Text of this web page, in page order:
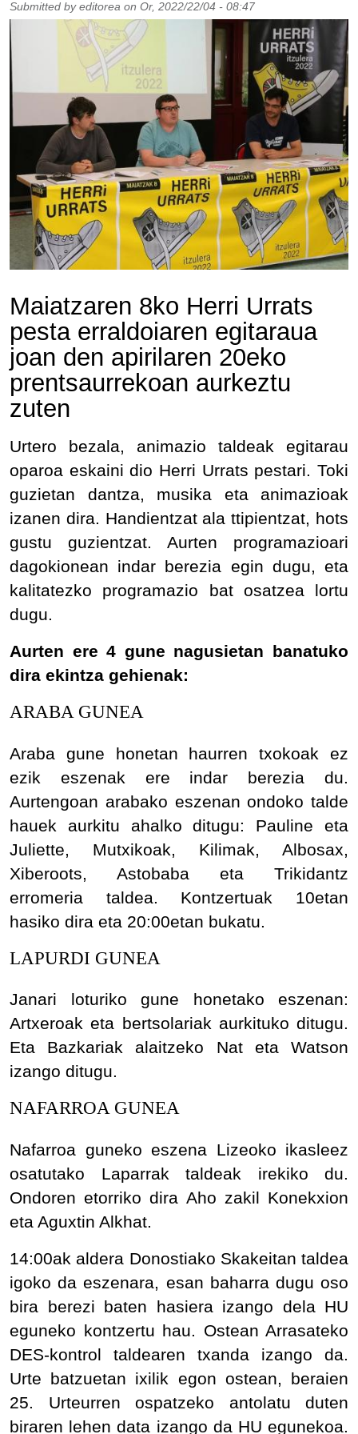
Submitted by editorea on Or, 2022/22/04 - 08:47
Maiatzaren 8ko Herri Urrats
pesta erraldoiaren egitaraua
joan den apirilaren 20eko
prentsaurrekoan aurkeztu
zuten
Urtero bezala, animazio taldeak egitarau
oparoa eskaini dio Herri Urrats pestari. Toki
guzietan dantza, musika eta animazioak
izanen dira. Handientzat ala ttipientzat, hots
gustu guzientzat. Aurten programazioari
dagokionean indar berezia egin dugu, eta
kalitatezko programazio bat osatzea lortu
dugu.
Aurten ere 4 gune nagusietan banatuko
dira ekintza gehienak:
ARABA GUNEA
Araba gune honetan haurren txokoak ez
ezik eszenak ere indar berezia du.
Aurtengoan arabako eszenan ondoko talde
hauek aurkitu ahalko ditugu: Pauline eta
Juliette, Mutxikoak, Kilimak, Albosax,
Xiberoots, Astobaba eta Trikidantz
erromeria taldea. Kontzertuak 10etan
hasiko dira eta 20:00etan bukatu.
LAPURDI GUNEA
Janari loturiko gune honetako eszenan:
Artxeroak eta bertsolariak aurkituko ditugu.
Eta Bazkariak alaitzeko Nat eta Watson
izango ditugu.
NAFARROA GUNEA
Nafarroa guneko eszena Lizeoko ikasleez
osatutako Laparrak taldeak irekiko du.
Ondoren etorriko dira Aho zakil Konekxion
eta Aguxtin Alkhat.
14:00ak aldera Donostiako Skakeitan taldea
igoko da eszenara, esan baharra dugu oso
bira berezi baten hasiera izango dela HU
eguneko kontzertu hau. Ostean Arrasateko
DES-kontrol taldearen txanda izango da.
Urte batzuetan ixilik egon ostean, beraien
25. Urteurren ospatzeko antolatu duten
biraren lehen data izango da HU egunekoa.